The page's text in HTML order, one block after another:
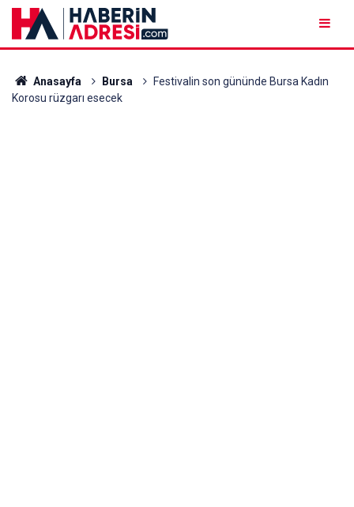
Anasayfa Bursa
Festivalin son gününde Bursa Kadın
Korosu rüzgarı esecek